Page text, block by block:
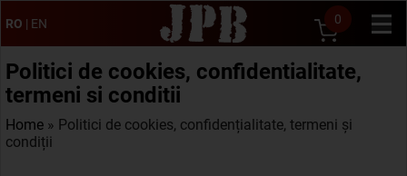
RO | EN 0
Politici de cookies, confidentialitate,
termeni si conditii
Home » Politici de cookies, confidențialitate, termeni și
condiții